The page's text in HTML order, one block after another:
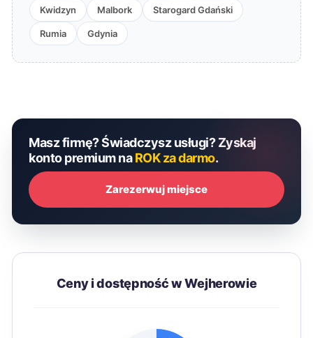
Kwidzyn Malbork Starogard Gdański
Rumia Gdynia
Masz firmę? Świadczysz usługi? Zyskaj
konto premium naROK za darmo.
Zarezerwuj miejsce
Ceny i dostępność w Wejherowie